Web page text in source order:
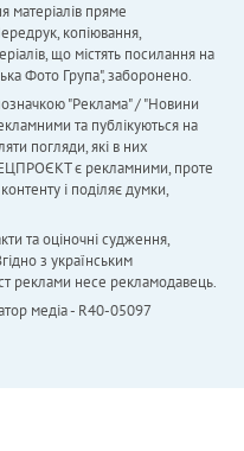
матеріалів пряме
копіювання,
що містять посилання на
Фото Група", заборонено.
"Реклама" / "Новини
та публікуються на
погляди, які в них
є рекламними, проте
і поділяє думки,
та оціночні судження,
з українським
реклами несе рекламодавець.
медіа - R40-05097